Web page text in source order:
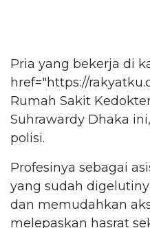
Pria yang bekerja di
href="https://
Rumah Sakit
Suhrawardy Dhaka
polisi.
Profesinya sebagai
yang sudah
dan memudahkan
melepaskan hasrat